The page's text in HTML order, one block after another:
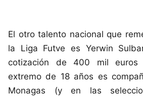
El otro talento nacional que
la Liga Futve es Yerwin
cotización de 400 mil
extremo de 18 años es
Monagas (y en las